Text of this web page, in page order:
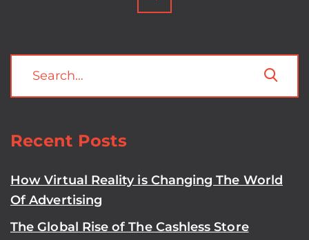
Recent Posts
How Virtual Reality is Changing The World
Of Advertising
The Global Rise of The Cashless Store